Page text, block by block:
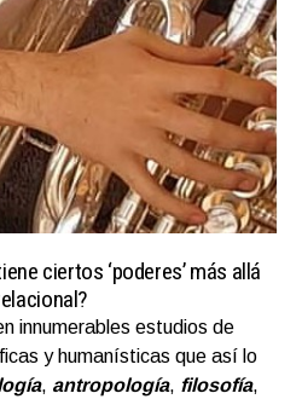
ciertos ‘poderes’ más allá
innumerables estudios de
y humanísticas que así lo
, antropología, filosofía,